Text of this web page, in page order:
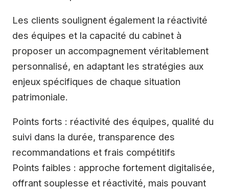
Les clients soulignent également la réactivité
des équipes et la capacité du cabinet à
proposer un accompagnement véritablement
personnalisé, en adaptant les stratégies aux
enjeux spécifiques de chaque situation
patrimoniale.
Points forts : réactivité des équipes, qualité du
suivi dans la durée, transparence des
recommandations et frais compétitifs
Points faibles : approche fortement digitalisée,
offrant souplesse et réactivité, mais pouvant